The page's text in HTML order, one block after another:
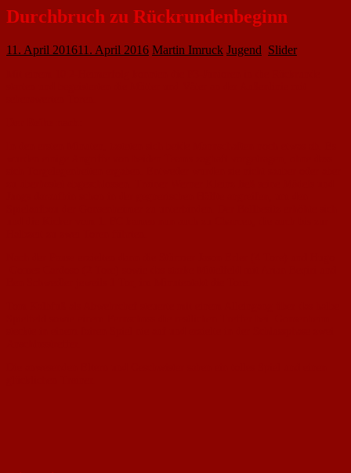
Durchbruch zu Rückrundenbeginn
11. April 201611. April 2016 Martin Imruck Jugend Slider